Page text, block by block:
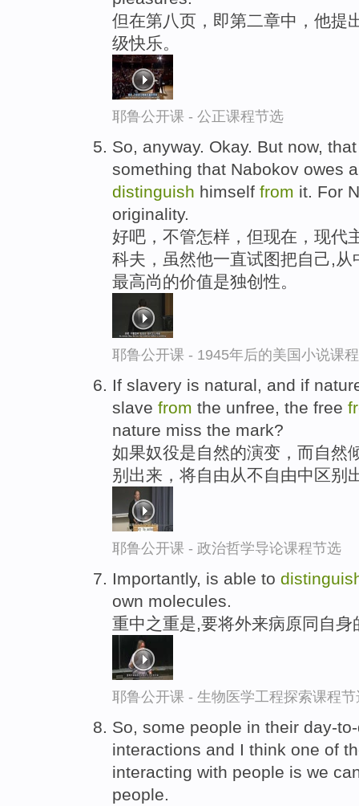
但在第八页，即第二章中，他提
级快乐。
耶鲁公开课 - 公正课程节选
So, anyway. Okay. But now,
something that Nabokov owes
distinguish himself from it. For
originality.
好吧，不管怎样，但现在，现代
科夫，虽然他一直试图把自己,
最高尚的价值是独创性。
耶鲁公开课 - 1945年后的美国小说课
If slavery is natural, and if
slave from the unfree, the free
nature miss the mark?
如果奴役是自然的演变，而自然
别出来，将自由从不自由中区别
耶鲁公开课 - 政治哲学导论课程节选
Importantly, is able to
own molecules.
重中之重是,要将外来病原同自身
耶鲁公开课 - 生物医学工程探索课程节
So, some people in their day-
interactions and I think one of
interacting with people is we
people.